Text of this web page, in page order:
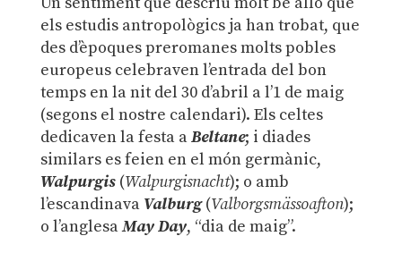
els estudis antropològics ja han trobat, que
des d’èpoques preromanes molts pobles
europeus celebraven l’entrada del bon
temps en la nit del 30 d’abril a l’1 de maig
(segons el nostre calendari). Els celtes
dedicaven la festa aBeltane; i diades
similars es feien en el món germànic,
Walpurgis(Walpurgisnacht); o amb
l’escandinava Valburg(Valborgsmässoafton);
o l’anglesaMay Day, “dia de maig”.